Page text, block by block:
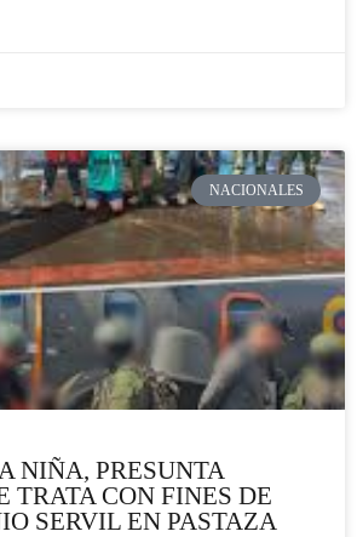
NACIONALES
NIÑA, PRESUNTA
TRATA CON FINES DE
SERVIL EN PASTAZA